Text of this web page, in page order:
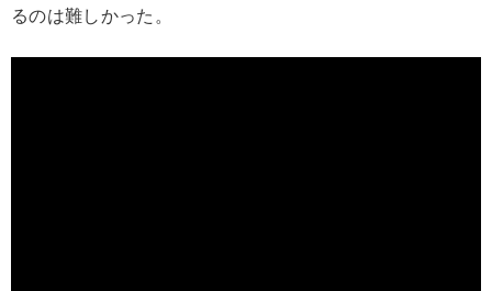
るのは難しかった。